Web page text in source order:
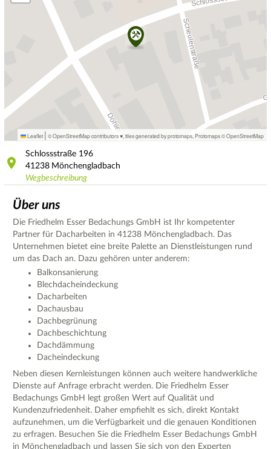
Leaflet | © OpenStreetMap contributors ♥, tiles generated by protomaps Protomaps©OpenStreetMap
Schlossstraße 196
41238 Mönchengladbach
Wegbeschreibung
Über uns
Die Friedhelm Esser Bedachungs GmbH ist Ihr kompetenter
Partner für Dacharbeiten in 41238 Mönchengladbach. Das
Unternehmen bietet eine breite Palette an Dienstleistungen rund
um das Dach an. Dazu gehören unter anderem:
Balkonsanierung
Blechdacheindeckung
Dacharbeiten
Dachausbau
Dachbegrünung
Dachbeschichtung
Dachdämmung
Dacheindeckung
Neben diesen Kernleistungen können auch weitere handwerkliche
Dienste auf Anfrage erbracht werden. Die Friedhelm Esser
Bedachungs GmbH legt großen Wert auf Qualität und
Kundenzufriedenheit. Daher empfiehlt es sich, direkt Kontakt
aufzunehmen, um die Verfügbarkeit und die genauen Konditionen
zu erfragen. Besuchen Sie die Friedhelm Esser Bedachungs GmbH
in Mönchengladbach und lassen Sie sich von den Experten